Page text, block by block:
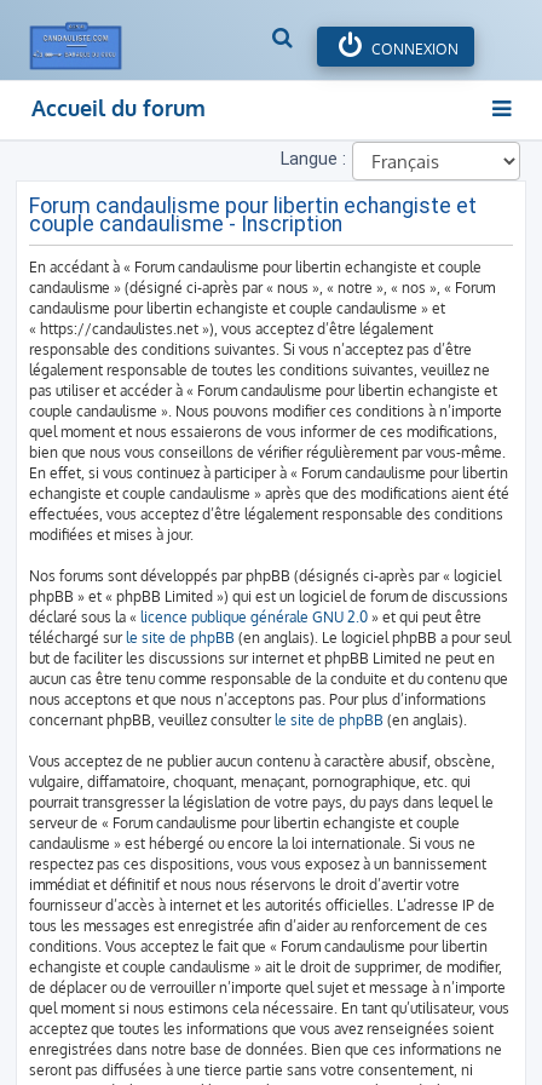
c
r
c
h
e
CONNEXION
Accueil du forum
Langue :
Forum candaulisme pour libertin echangiste et
couple candaulisme - Inscription
En accédant à « Forum candaulisme pour libertin echangiste et couple
candaulisme » (désigné ci-après par « nous », « notre », « nos », « Forum
candaulisme pour libertin echangiste et couple candaulisme » et
« https://candaulistes.net »), vous acceptez d’être légalement
responsable des conditions suivantes. Si vous n’acceptez pas d’être
légalement responsable de toutes les conditions suivantes, veuillez ne
pas utiliser et accéder à « Forum candaulisme pour libertin echangiste et
couple candaulisme ». Nous pouvons modifier ces conditions à n’importe
quel moment et nous essaierons de vous informer de ces modifications,
bien que nous vous conseillons de vérifier régulièrement par vous-même.
En effet, si vous continuez à participer à « Forum candaulisme pour libertin
echangiste et couple candaulisme » après que des modifications aient été
effectuées, vous acceptez d’être légalement responsable des conditions
modifiées et mises à jour.
Nos forums sont développés par phpBB (désignés ci-après par « logiciel
phpBB » et « phpBB Limited ») qui est un logiciel de forum de discussions
déclaré sous la « licence publique générale GNU 2.0 » et qui peut être
téléchargé sur le site de phpBB (en anglais). Le logiciel phpBB a pour seul
but de faciliter les discussions sur internet et phpBB Limited ne peut en
aucun cas être tenu comme responsable de la conduite et du contenu que
nous acceptons et que nous n’acceptons pas. Pour plus d’informations
concernant phpBB, veuillez consulter le site de phpBB (en anglais).
Vous acceptez de ne publier aucun contenu à caractère abusif, obscène,
vulgaire, diffamatoire, choquant, menaçant, pornographique, etc. qui
pourrait transgresser la législation de votre pays, du pays dans lequel le
serveur de « Forum candaulisme pour libertin echangiste et couple
candaulisme » est hébergé ou encore la loi internationale. Si vous ne
respectez pas ces dispositions, vous vous exposez à un bannissement
immédiat et définitif et nous nous réservons le droit d’avertir votre
fournisseur d’accès à internet et les autorités officielles. L’adresse IP de
tous les messages est enregistrée afin d’aider au renforcement de ces
conditions. Vous acceptez le fait que « Forum candaulisme pour libertin
echangiste et couple candaulisme » ait le droit de supprimer, de modifier,
de déplacer ou de verrouiller n’importe quel sujet et message à n’importe
quel moment si nous estimons cela nécessaire. En tant qu’utilisateur, vous
acceptez que toutes les informations que vous avez renseignées soient
enregistrées dans notre base de données. Bien que ces informations ne
seront pas diffusées à une tierce partie sans votre consentement, ni